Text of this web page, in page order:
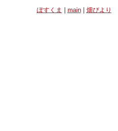
ぽすくま main| 畑びより